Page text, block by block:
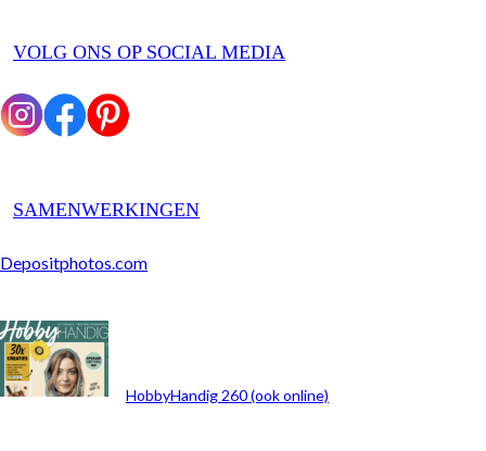
VOLG ONS OP SOCIAL MEDIA
SAMENWERKINGEN
Depositphotos.com
ARCHIEF
HobbyHandig 260 (ook online)